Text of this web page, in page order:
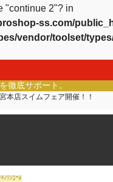
"continue 2"? in
ss.com/
vendor/toolset/
徳島県民の健康的なラ
本店スイムフェア開催！！